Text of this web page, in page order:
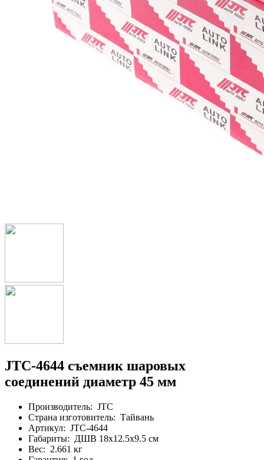
JTC-4644 съемник шаровых
соединений диаметр 45 мм
Производитель: JTC
Страна изготовитель: Тайвань
Артикул: JTC-4644
Габариты: ДШВ 18х12.5х9.5 см
Вес: 2.661 кг